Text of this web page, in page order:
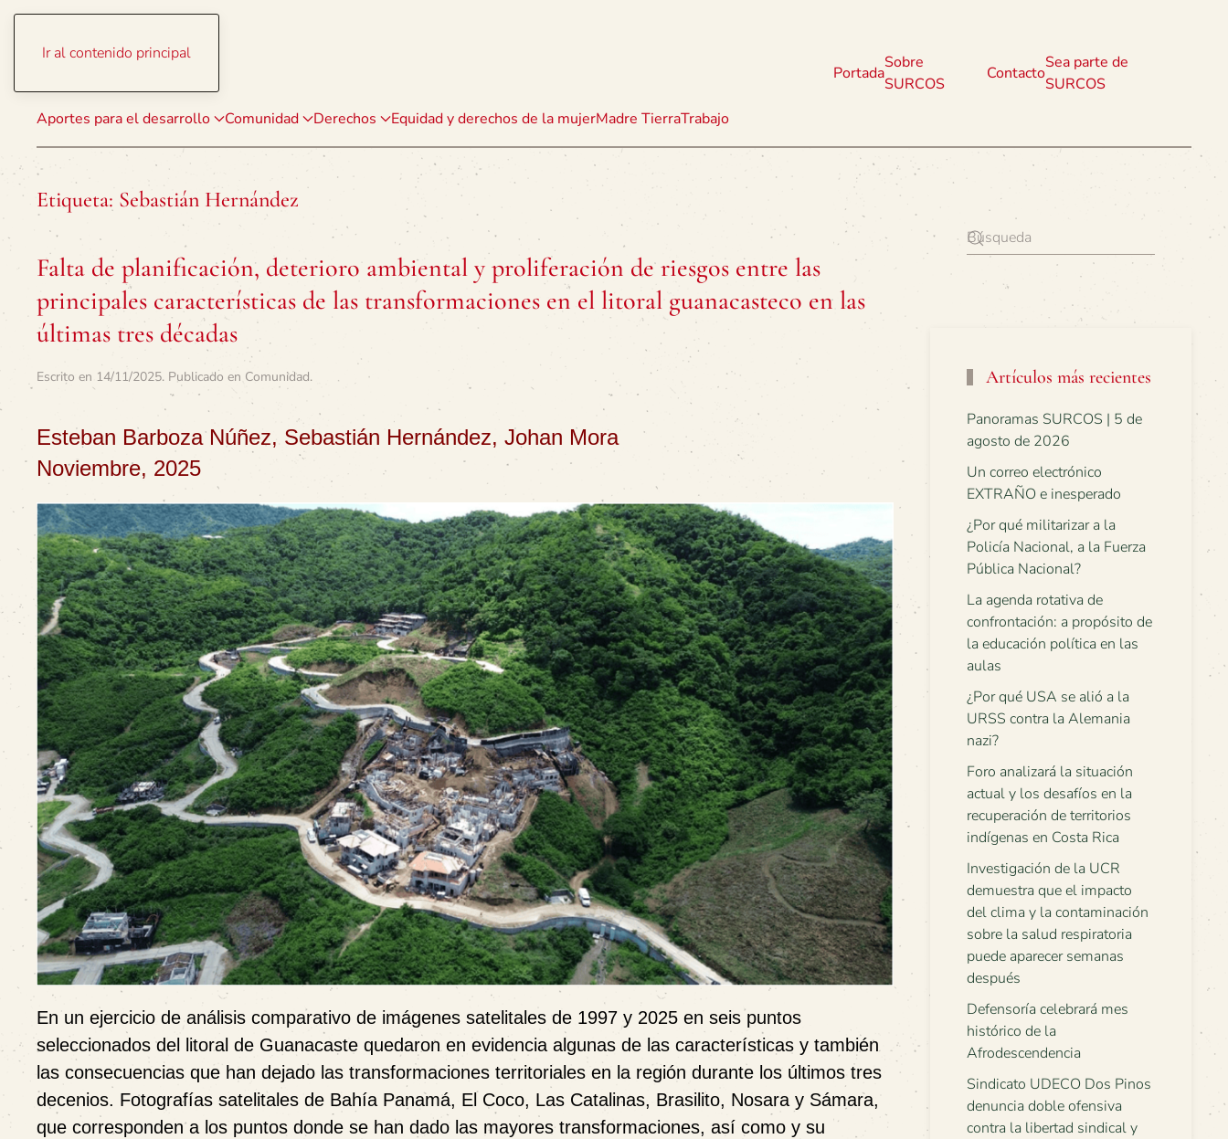
Ir al contenido principal
Aportes para el desarrollo Comunidad Derechos Equidad y derechos de la mujerMadre TierraTrabajo
Portada
Sobre
SURCOS
Contacto
Sea parte de
SURCOS
Etiqueta: Sebastián Hernández
Falta de planificación, deterioro ambiental y proliferación de riesgos entre las
principales características de las transformaciones en el litoral guanacasteco en las
últimas tres décadas
Escrito en 14/11/2025. Publicado en Comunidad.
Esteban Barboza Núñez, Sebastián Hernández, Johan Mora
Noviembre, 2025
En un ejercicio de análisis comparativo de imágenes satelitales de 1997 y 2025 en seis puntos
seleccionados del litoral de Guanacaste quedaron en evidencia algunas de las características y también
las consecuencias que han dejado las transformaciones territoriales en la región durante los últimos tres
decenios. Fotografías satelitales de Bahía Panamá, El Coco, Las Catalinas, Brasilito, Nosara y Sámara,
que corresponden a los puntos donde se han dado las mayores transformaciones, así como y su
Artículos más recientes
Panoramas SURCOS | 5 de
agosto de 2026
Un correo electrónico
EXTRAÑO e inesperado
¿Por qué militarizar a la
Policía Nacional, a la Fuerza
Pública Nacional?
La agenda rotativa de
confrontación: a propósito de
la educación política en las
aulas
¿Por qué USA se alió a la
URSS contra la Alemania
nazi?
Foro analizará la situación
actual y los desafíos en la
recuperación de territorios
indígenas en Costa Rica
Investigación de la UCR
demuestra que el impacto
del clima y la contaminación
sobre la salud respiratoria
puede aparecer semanas
después
Defensoría celebrará mes
histórico de la
Afrodescendencia
Sindicato UDECO Dos Pinos
denuncia doble ofensiva
contra la libertad sindical y